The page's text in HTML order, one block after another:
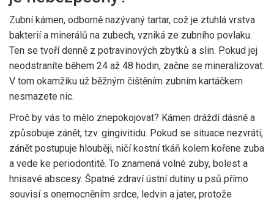
Zubní kámen, odborně nazývaný tartar, což je ztuhlá vrstva
bakterií a minerálů na zubech, vzniká ze zubního povlaku.
Ten se tvoří denně z potravinových zbytků a slin. Pokud jej
neodstraníte během 24 až 48 hodin, začne se mineralizovat.
V tom okamžiku už běžným čištěním zubním kartáčkem
nesmazete nic.
Proč by vás to mělo znepokojovat? Kámen dráždí dásně a
způsobuje zánět, tzv. gingivitidu. Pokud se situace nezvrátí,
zánět postupuje hlouběji, ničí kostní tkáň kolem kořene zuba
a vede ke periodontitě. To znamená volné zuby, bolest a
hnisavé abscesy. Špatné zdraví ústní dutiny u psů přímo
souvisí s onemocněním srdce, ledvin a jater, protože